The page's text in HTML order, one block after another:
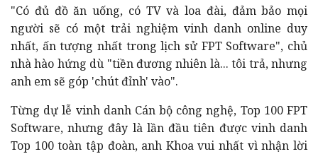
"Có đủ đồ ăn uống, có TV và loa đài, đảm bảo mọi
người sẽ có một trải nghiệm vinh danh online duy
nhất, ấn tượng nhất trong lịch sử FPT Software", chủ
nhà hào hứng dù "tiền đương nhiên là... tôi trả, nhưng
anh em sẽ góp 'chút đỉnh' vào".
Từng dự lễ vinh danh Cán bộ công nghệ, Top 100 FPT
Software, nhưng đây là lần đầu tiên được vinh danh
Top 100 toàn tập đoàn, anh Khoa vui nhất vì nhận lời